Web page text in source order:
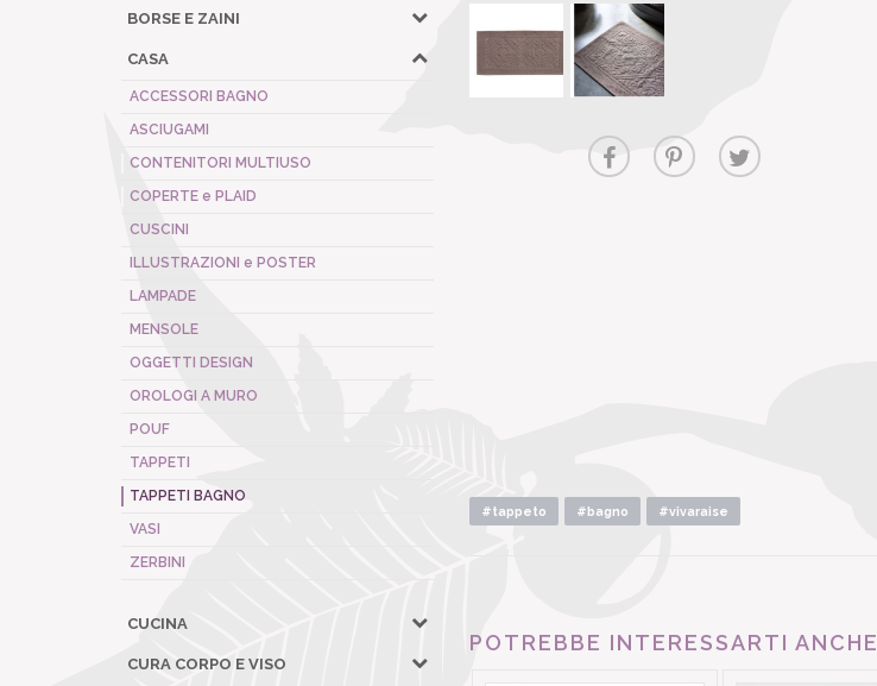
BORSE E ZAINI
CASA
ACCESSORI BAGNO
ASCIUGAMI
CONTENITORI MULTIUSO
COPERTE e PLAID
CUSCINI
ILLUSTRAZIONI e POSTER
LAMPADE
MENSOLE
OGGETTI DESIGN
OROLOGI A MURO
POUF
TAPPETI
TAPPETI BAGNO
VASI
ZERBINI
CUCINA
CURA CORPO E VISO
#tappeto #bagno #vivaraise
POTREBBE INTERESSARTI ANCHE